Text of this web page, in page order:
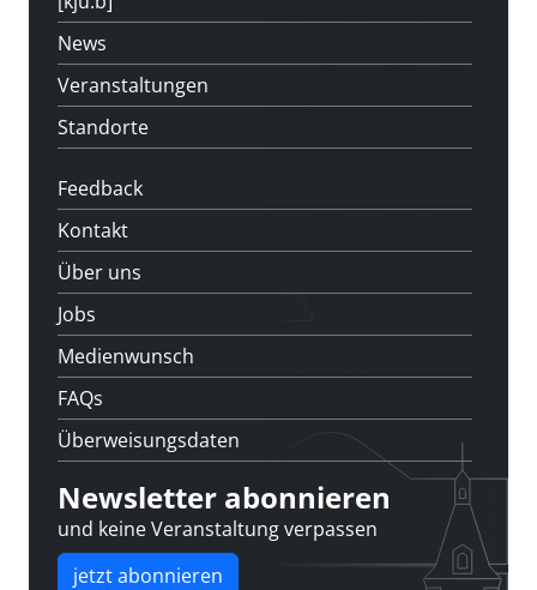
News
Veranstaltungen
Standorte
Feedback
Kontakt
Über uns
Jobs
Medienwunsch
FAQs
Überweisungsdaten
Newsletter abonnieren
und keine Veranstaltung verpassen
jetzt abonnieren